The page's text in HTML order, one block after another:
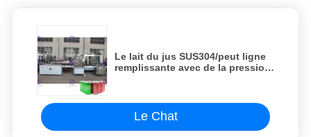
Le lait du jus SUS304/peut ligne
remplissante avec de la pression
Le Chat